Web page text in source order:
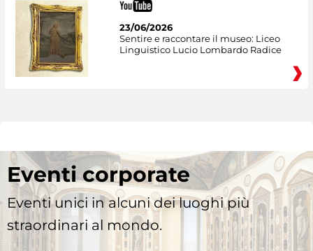
23/06/2026
Sentire e raccontare il museo: Liceo
Linguistico Lucio Lombardo Radice
Eventi corporate
Eventi unici in alcuni dei luoghi più
straordinari al mondo.